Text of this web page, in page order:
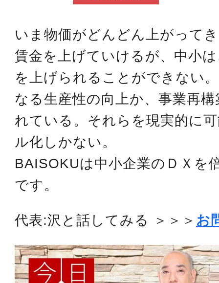
いま物価がどんどん上がって
賃金を上げていけるが、中小
を上げられることができない
なる生産性の向上か、事業再
れている。それらを現実的に
ル化しかない。
BAISOKUは中小企業のＤＸを
です。
代表:沢と話してみる ＞＞＞ お